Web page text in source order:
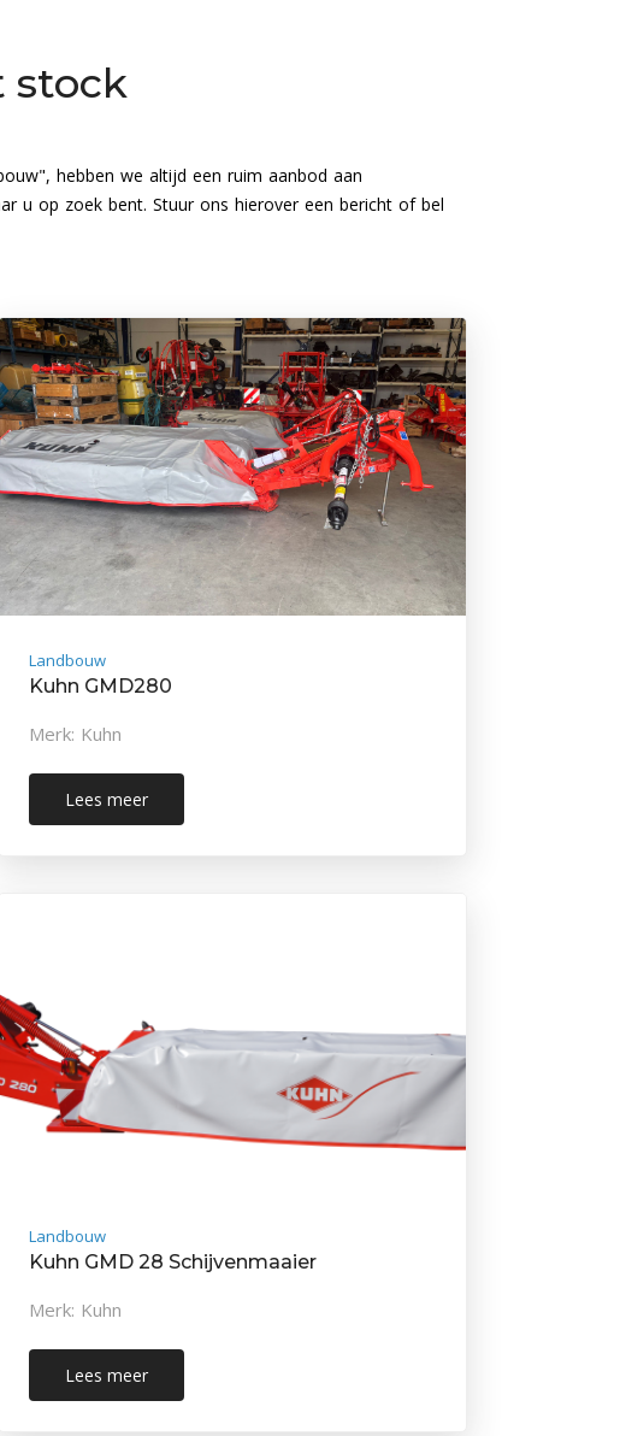
stock
hebben we altijd een ruim aanbod aan
u op zoek bent. Stuur ons hierover een bericht of bel
Landbouw
Kuhn GMD280
Merk: Kuhn
Lees meer
Landbouw
Kuhn GMD 28 Schijvenmaaier
Merk: Kuhn
Lees meer